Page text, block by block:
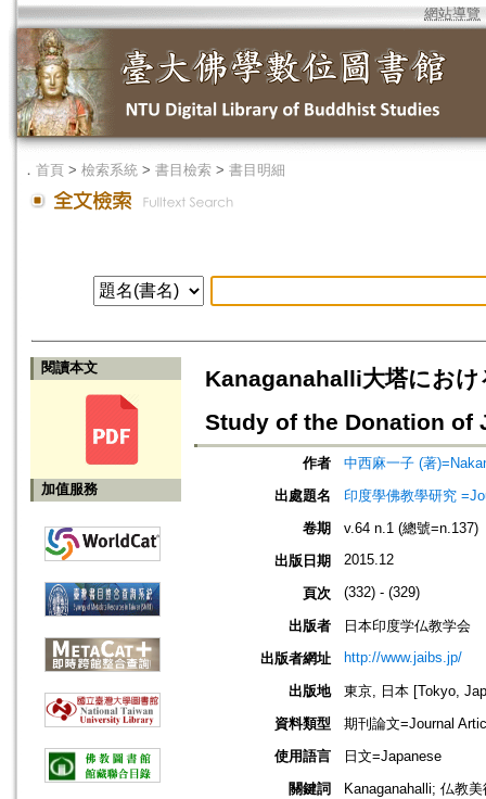
網站導覽
． 首頁 > 檢索系統 > 書目檢索 > 書目明細
閱讀本文
加值服務
Kanaganahalli大塔にお
Study of the Donation of
作者
中西麻一子 (著
出處題名
印度學佛教學研究
卷期
v.64 n.1 (總號=n.137)
出版日期
2015.12
頁次 (332) - (329)
出版者
日本印度学仏教学会
出版者網址
http://www.jaibs.jp/
出版地
東京, 日本 [Tokyo,
資料類型
期刊論文=Journal
使用語言
日文=Japanese
關鍵詞
Kanaganahalli; 仏教